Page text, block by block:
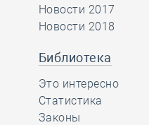
Новости 2017
Новости 2018
Библиотека
Это интересно
Статистика
Законы